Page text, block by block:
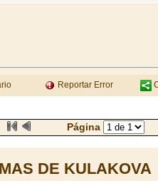
Reportar Error
Página
DE KULAKOVA